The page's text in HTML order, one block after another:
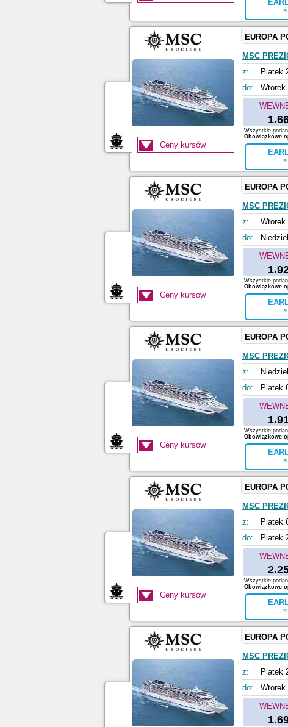
EUROPA
MSC
z:
Piatek
do:
Wtorek
Ceny kursów
Wszystkie
Obowiązkowe
EUROPA
MSC
z:
Wtorek
do:
Ceny kursów
Wszystkie
Obowiązkowe
EUROPA
MSC
z:
do:
Piatek
Ceny kursów
Wszystkie
Obowiązkowe
EUROPA
MSC
z:
Piatek
do:
Piatek
Ceny kursów
Wszystkie
Obowiązkowe
EUROPA
MSC
z:
Piatek
do:
Wtorek